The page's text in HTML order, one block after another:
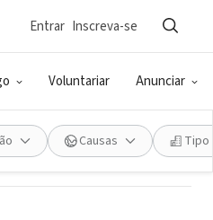
Voluntariar Anunciar
Entrar Inscreva-se
Causas Tipo